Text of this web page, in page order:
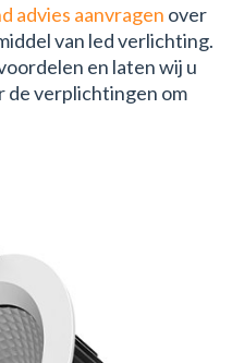
advies aanvragen over
van led verlichting.
en laten wij u
verplichtingen om